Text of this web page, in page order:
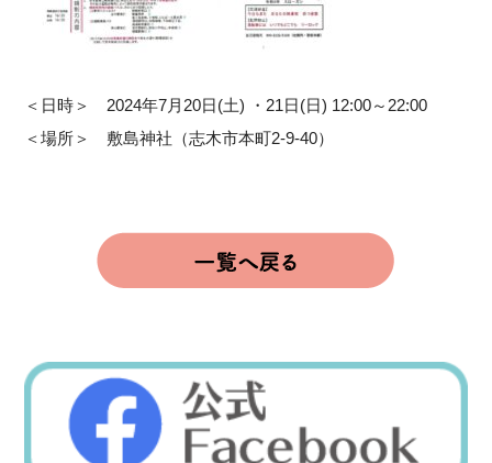
＜日時＞ 2024年7月20日(土) ・21日(日) 12:00～22:00
＜場所＞ 敷島神社（志木市本町2-9-40）